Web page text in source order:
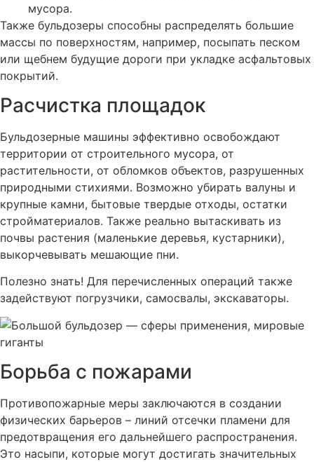
мусора.
Также бульдозеры способны распределять большие
массы по поверхностям, например, посыпать песком
или щебнем будущие дороги при укладке асфальтовых
покрытий.
Расчистка площадок
Бульдозерные машины эффективно освобождают
территории от строительного мусора, от
растительности, от обломков объектов, разрушенных
природными стихиями. Возможно убирать валуны и
крупные камни, бытовые твердые отходы, остатки
стройматериалов. Также реально вытаскивать из
почвы растения (маленькие деревья, кустарники),
выкорчевывать мешающие пни.
Полезно знать! Для перечисленных операций также
задействуют погрузчики, самосвалы, экскаваторы.
Борьба с пожарами
Противопожарные меры заключаются в создании
физических барьеров – линий отсечки пламени для
предотвращения его дальнейшего распространения.
Это насыпи, которые могут достигать значительных